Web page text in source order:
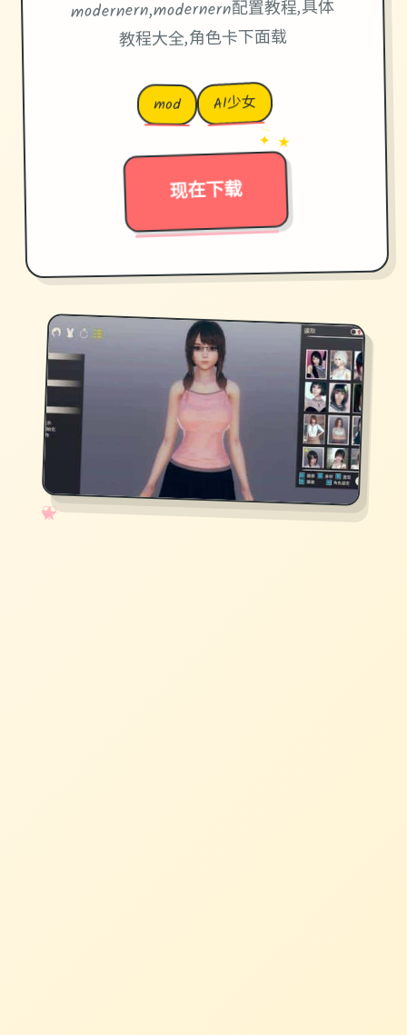
modernern,modernern配置教程,具体
教程大全,角色卡下面载
mod AI少女
现在下载
→
✦ ★
✧
♡
★
♥